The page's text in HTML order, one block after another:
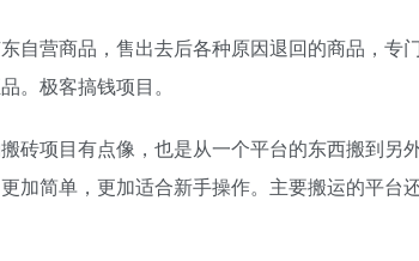
自营商品，售出去后各种原因退回的商品，专
。极客搞钱项目。
砖项目有点像，也是从一个平台的东西搬到另
加简单，更加适合新手操作。主要搬运的平台